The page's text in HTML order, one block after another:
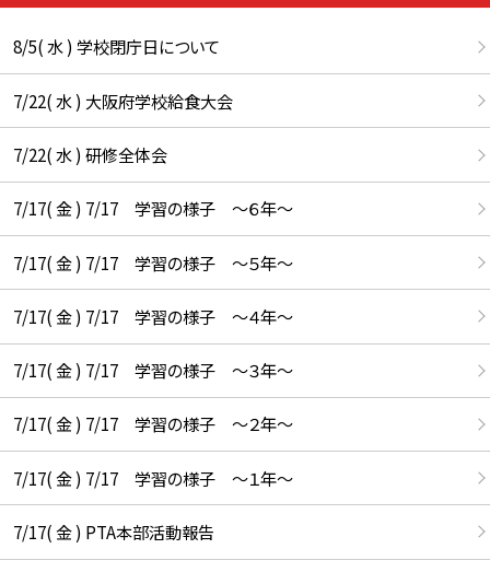
8/5( 水 ) 学校閉庁日について
7/22( 水 ) 大阪府学校給食大会
7/22( 水 ) 研修全体会
7/17( 金 ) 7/17 学習の様子 ～６年～
7/17( 金 ) 7/17 学習の様子 ～５年～
7/17( 金 ) 7/17 学習の様子 ～４年～
7/17( 金 ) 7/17 学習の様子 ～３年～
7/17( 金 ) 7/17 学習の様子 ～２年～
7/17( 金 ) 7/17 学習の様子 ～１年～
7/17( 金 ) PTA本部活動報告